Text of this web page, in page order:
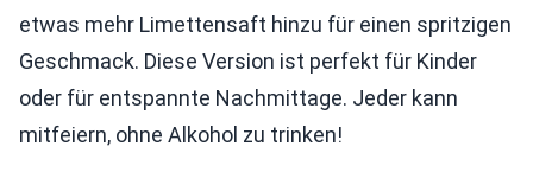
etwas mehr Limettensaft hinzu für einen spritzigen
Geschmack. Diese Version ist perfekt für Kinder
oder für entspannte Nachmittage. Jeder kann
mitfeiern, ohne Alkohol zu trinken!